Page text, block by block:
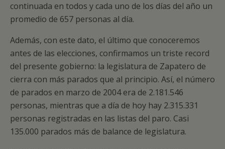
continuada en todos y cada uno de los días del año un
promedio de 657 personas al día.
Además, con este dato, el último que conoceremos
antes de las elecciones, confirmamos un triste record
del presente gobierno: la legislatura de Zapatero de
cierra con más parados que al principio. Así, el número
de parados en marzo de 2004 era de 2.181.546
personas, mientras que a día de hoy hay 2.315.331
personas registradas en las listas del paro. Casi
135.000 parados más de balance de legislatura.